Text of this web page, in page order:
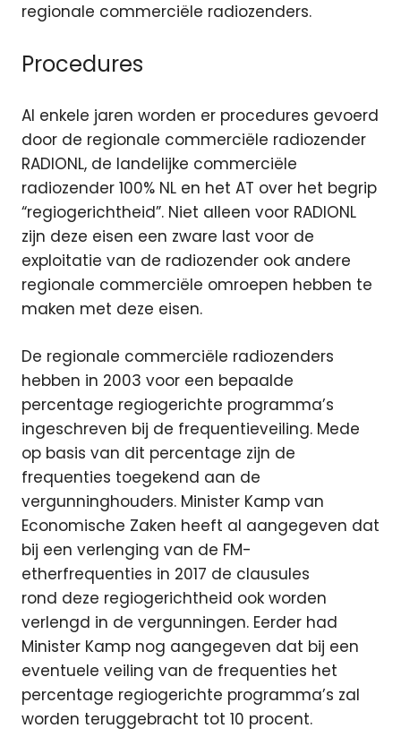
regionale commerciële radiozenders.
Procedures
Al enkele jaren worden er procedures gevoerd
door de regionale commerciële radiozender
RADIONL, de landelijke commerciële
radiozender 100% NL en het AT over het begrip
“regiogerichtheid”. Niet alleen voor RADIONL
zijn deze eisen een zware last voor de
exploitatie van de radiozender ook andere
regionale commerciële omroepen hebben te
maken met deze eisen.
De regionale commerciële radiozenders
hebben in 2003 voor een bepaalde
percentage regiogerichte programma’s
ingeschreven bij de frequentieveiling. Mede
op basis van dit percentage zijn de
frequenties toegekend aan de
vergunninghouders. Minister Kamp van
Economische Zaken heeft al aangegeven dat
bij een verlenging van de FM-
etherfrequenties in 2017 de clausules
rond deze regiogerichtheid ook worden
verlengd in de vergunningen. Eerder had
Minister Kamp nog aangegeven dat bij een
eventuele veiling van de frequenties het
percentage regiogerichte programma’s zal
worden teruggebracht tot 10 procent.